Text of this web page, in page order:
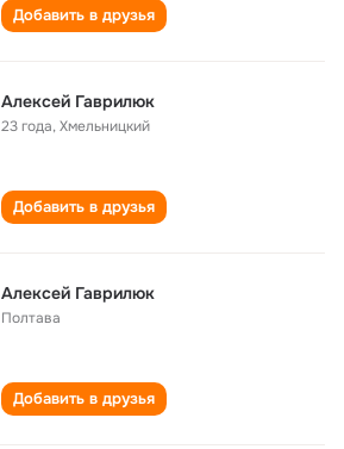
Добавить в друзья
Алексей Гаврилюк
23 года,Хмельницкий
Добавить в друзья
Алексей Гаврилюк
Полтава
Добавить в друзья